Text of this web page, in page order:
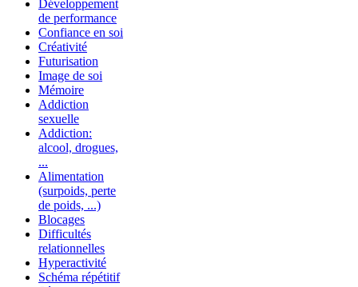
Développement
de performance
Confiance en soi
Créativité
Futurisation
Image de soi
Mémoire
Addiction
sexuelle
Addiction:
alcool, drogues,
...
Alimentation
(surpoids, perte
de poids, ...)
Blocages
Difficultés
relationnelles
Hyperactivité
Schéma répétitif